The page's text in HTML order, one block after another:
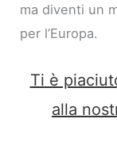
ma diventi un
per l’Europa.
Ti è
alla